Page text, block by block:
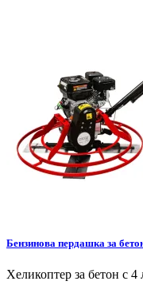
Бензинова пердашка за
Хеликоптер за бетон с